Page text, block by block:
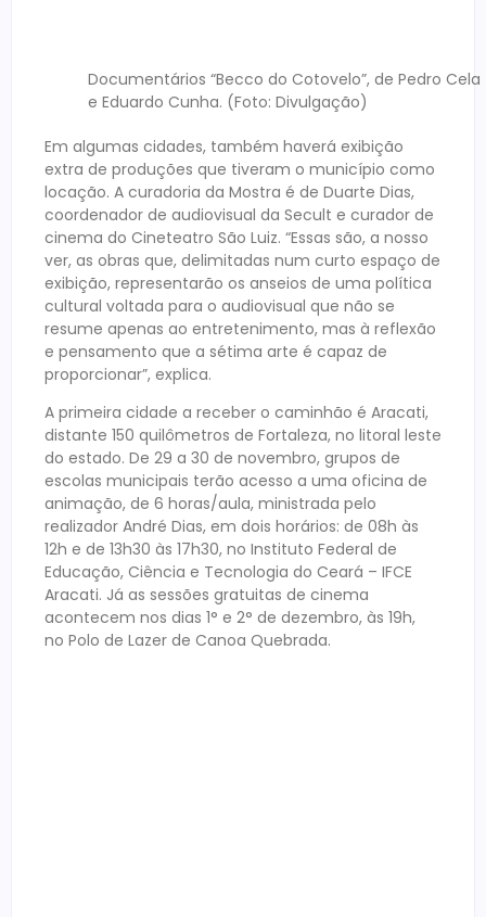
Documentários “Becco do Cotovelo”, de Pedro Cela
e Eduardo Cunha. (Foto: Divulgação)
Em algumas cidades, também haverá exibição
extra de produções que tiveram o município como
locação. A curadoria da Mostra é de Duarte Dias,
coordenador de audiovisual da Secult e curador de
cinema do Cineteatro São Luiz. “Essas são, a nosso
ver, as obras que, delimitadas num curto espaço de
exibição, representarão os anseios de uma política
cultural voltada para o audiovisual que não se
resume apenas ao entretenimento, mas à reflexão
e pensamento que a sétima arte é capaz de
proporcionar”, explica.
A primeira cidade a receber o caminhão é Aracati,
distante 150 quilômetros de Fortaleza, no litoral leste
do estado. De 29 a 30 de novembro, grupos de
escolas municipais terão acesso a uma oficina de
animação, de 6 horas/aula, ministrada pelo
realizador André Dias, em dois horários: de 08h às
12h e de 13h30 às 17h30, no Instituto Federal de
Educação, Ciência e Tecnologia do Ceará – IFCE
Aracati. Já as sessões gratuitas de cinema
acontecem nos dias 1° e 2° de dezembro, às 19h,
no Polo de Lazer de Canoa Quebrada.